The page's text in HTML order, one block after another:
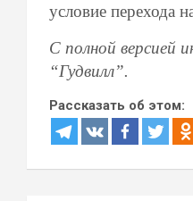
условие перехода
С полной версией
“Гудвилл”.
Рассказать об этом: